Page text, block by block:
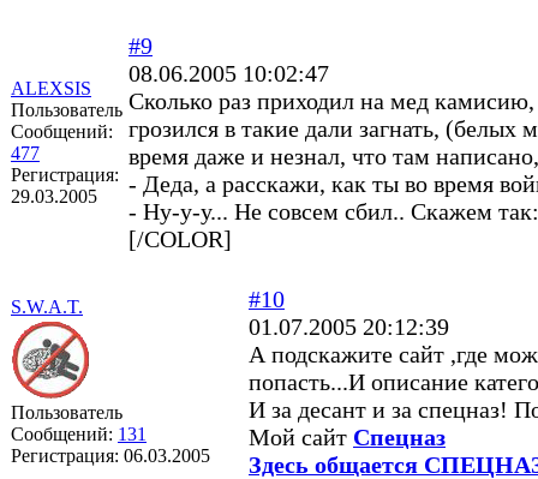
ALEXSIS
Пользователь
Сообщений:
477
Регистрация:
29.03.2005
#9
08.06.2005 10:02:47
Сколько раз приходил на мед
грозился в такие дали загнать,
время даже и незнал, что там
- Деда, а расскажи, как ты во время
- Ну-у-у... Не совсем сбил.. Скажем
[/COLOR]
S.W.A.T.
Пользователь
Сообщений: 131
Регистрация: 06.03.2005
#10
01.07.2005 20:12:39
А подскажите сайт ,где
попасть...И описание
И за десант и за спецназ!
Мой сайт Спецназ
Здесь общается